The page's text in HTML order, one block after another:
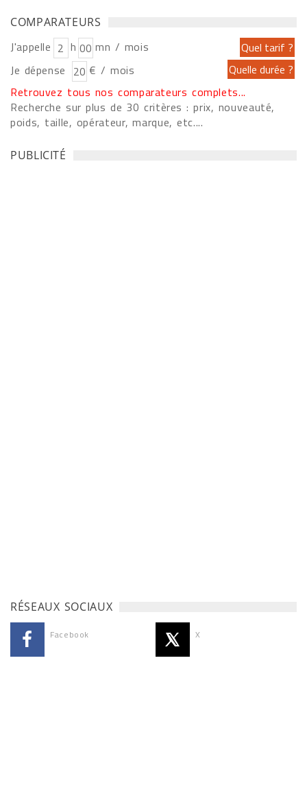
COMPARATEURS
J'appelle h
mn / mois
Je dépense
€ / mois
Retrouvez tous nos comparateurs complets...
Recherche sur plus de 30 critères : prix, nouveauté,
poids, taille, opérateur, marque, etc....
PUBLICITÉ
RÉSEAUX SOCIAUX
Facebook X